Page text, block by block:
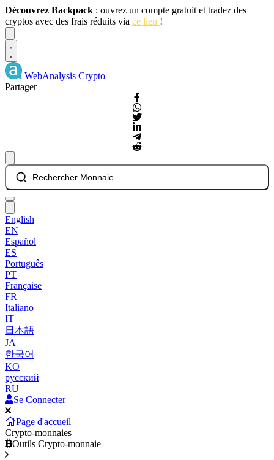
Découvrez Backpack : ouvrez un compte gratuit et tradez des
cryptos avec des frais réduits via ce lien !
WebAnalysis Crypto
Partager
Rechercher Monnaie
English
EN
Español
ES
Português
PT
Française
FR
Italiano
IT
日本語
JA
한국어
KO
русский
RU
Se Connecter
Page d'accueil
Crypto-monnaies
Outils Crypto-monnaie